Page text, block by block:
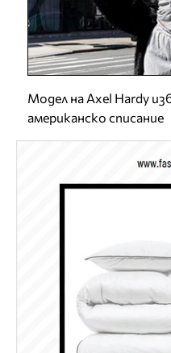
Модел на Axel Hardy
американско списание